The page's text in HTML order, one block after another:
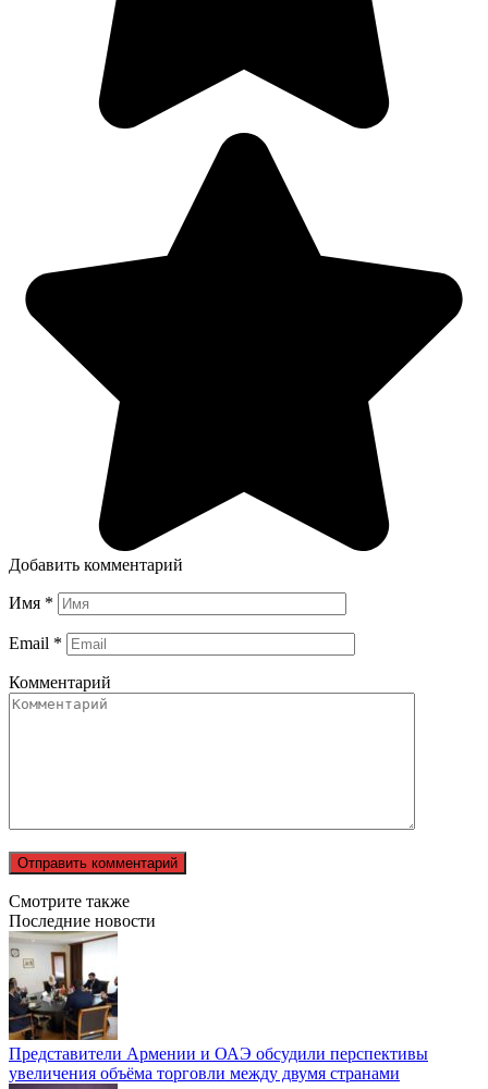
Добавить комментарий
Имя *
Email *
Комментарий
Смотрите также
Последние новости
Представители Армении и ОАЭ обсудили перспективы
увеличения объёма торговли между двумя странами